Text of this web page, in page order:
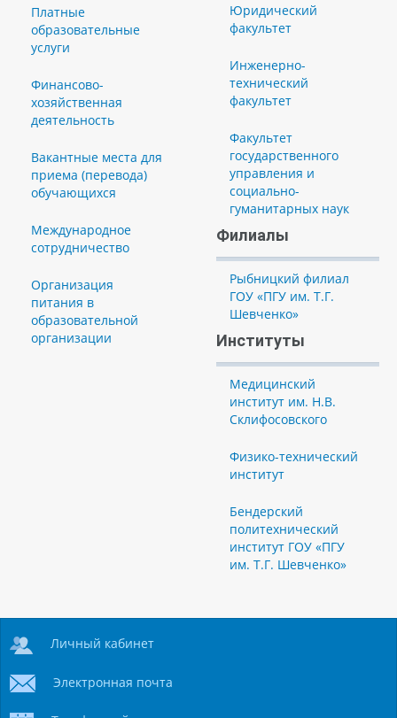
Платные
образовательные
услуги
Финансово-
хозяйственная
деятельность
Вакантные места для
приема (перевода)
обучающихся
Международное
сотрудничество
Организация
питания в
образовательной
организации
Юридический
факультет
Инженерно-
технический
факультет
Факультет
государственного
управления и
социально-
гуманитарных наук
Филиалы
Рыбницкий филиал
ГОУ «ПГУ им. Т.Г.
Шевченко»
Институты
Медицинский
институт им. Н.В.
Склифосовского
Физико-технический
институт
Бендерский
политехнический
институт ГОУ «ПГУ
им. Т.Г. Шевченко»
Личный кабинет
Электронная почта